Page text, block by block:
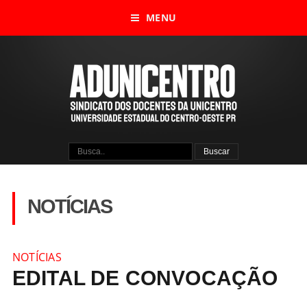
MENU
NOTÍCIAS
NOTÍCIAS
EDITAL DE CONVOCAÇÃO